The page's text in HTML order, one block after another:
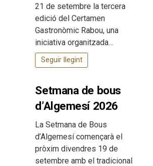
21 de setembre la tercera
edició del Certamen
Gastronòmic Rabou, una
iniciativa organitzada…
Seguir llegint
Setmana de bous
d’Algemesí 2026
La Setmana de Bous
d’Algemesí començarà el
pròxim divendres 19 de
setembre amb el tradicional